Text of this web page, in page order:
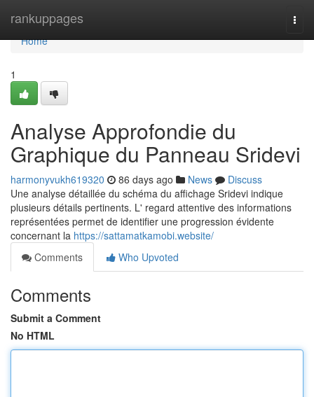
rankuppages
Home
Home
1
Analyse Approfondie du
Graphique du Panneau Sridevi
harmonyvukh619320 86 days ago News
Discuss
Une analyse détaillée du schéma du affichage Sridevi indique
plusieurs détails pertinents. L' regard attentive des informations
représentées permet de identifier une progression évidente
concernant la https://sattamatkamobi.website/
Comments
Who Upvoted
Comments
Submit a Comment
No HTML